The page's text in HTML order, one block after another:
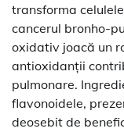
transforma
cancerul bronho-
oxidativ joacă un
antioxidanții
pulmonare.
flavonoidele,
deosebit de